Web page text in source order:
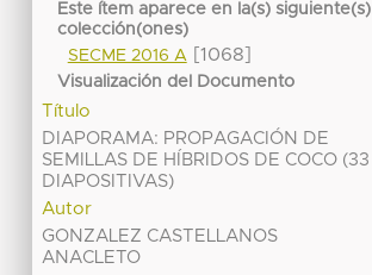
Este ítem aparece en la(s) siguiente(s)
colección(ones)
SECME 2016 A[1068]
Visualización del Documento
Título
DIAPORAMA: PROPAGACIÓN DE
SEMILLAS DE HÍBRIDOS DE COCO (33
DIAPOSITIVAS)
Autor
GONZALEZ CASTELLANOS
ANACLETO